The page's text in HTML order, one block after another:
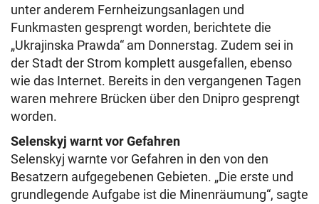
unter anderem Fernheizungsanlagen und
Funkmasten gesprengt worden, berichtete die
„Ukrajinska Prawda“ am Donnerstag. Zudem sei in
der Stadt der Strom komplett ausgefallen, ebenso
wie das Internet. Bereits in den vergangenen Tagen
waren mehrere Brücken über den Dnipro gesprengt
worden.
Selenskyj warnt vor Gefahren
Selenskyj warnte vor Gefahren in den von den
Besatzern aufgegebenen Gebieten. „Die erste und
grundlegende Aufgabe ist die Minenräumung“, sagte